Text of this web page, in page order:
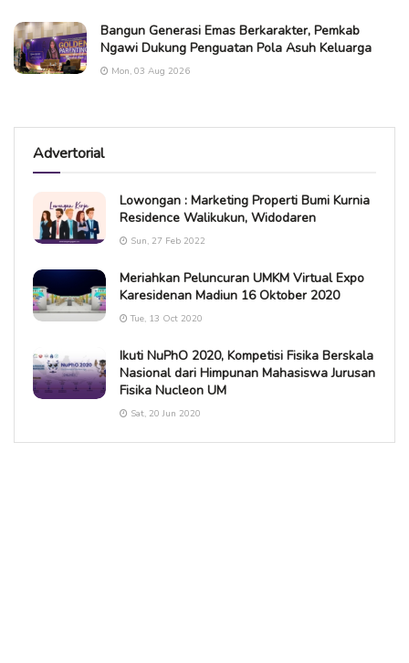
Bangun Generasi Emas Berkarakter, Pemkab
Ngawi Dukung Penguatan Pola Asuh Keluarga
Mon, 03 Aug 2026
Advertorial
Lowongan : Marketing Properti Bumi Kurnia
Residence Walikukun, Widodaren
Sun, 27 Feb 2022
Meriahkan Peluncuran UMKM Virtual Expo
Karesidenan Madiun 16 Oktober 2020
Tue, 13 Oct 2020
Ikuti NuPhO 2020, Kompetisi Fisika Berskala
Nasional dari Himpunan Mahasiswa Jurusan
Fisika Nucleon UM
Sat, 20 Jun 2020